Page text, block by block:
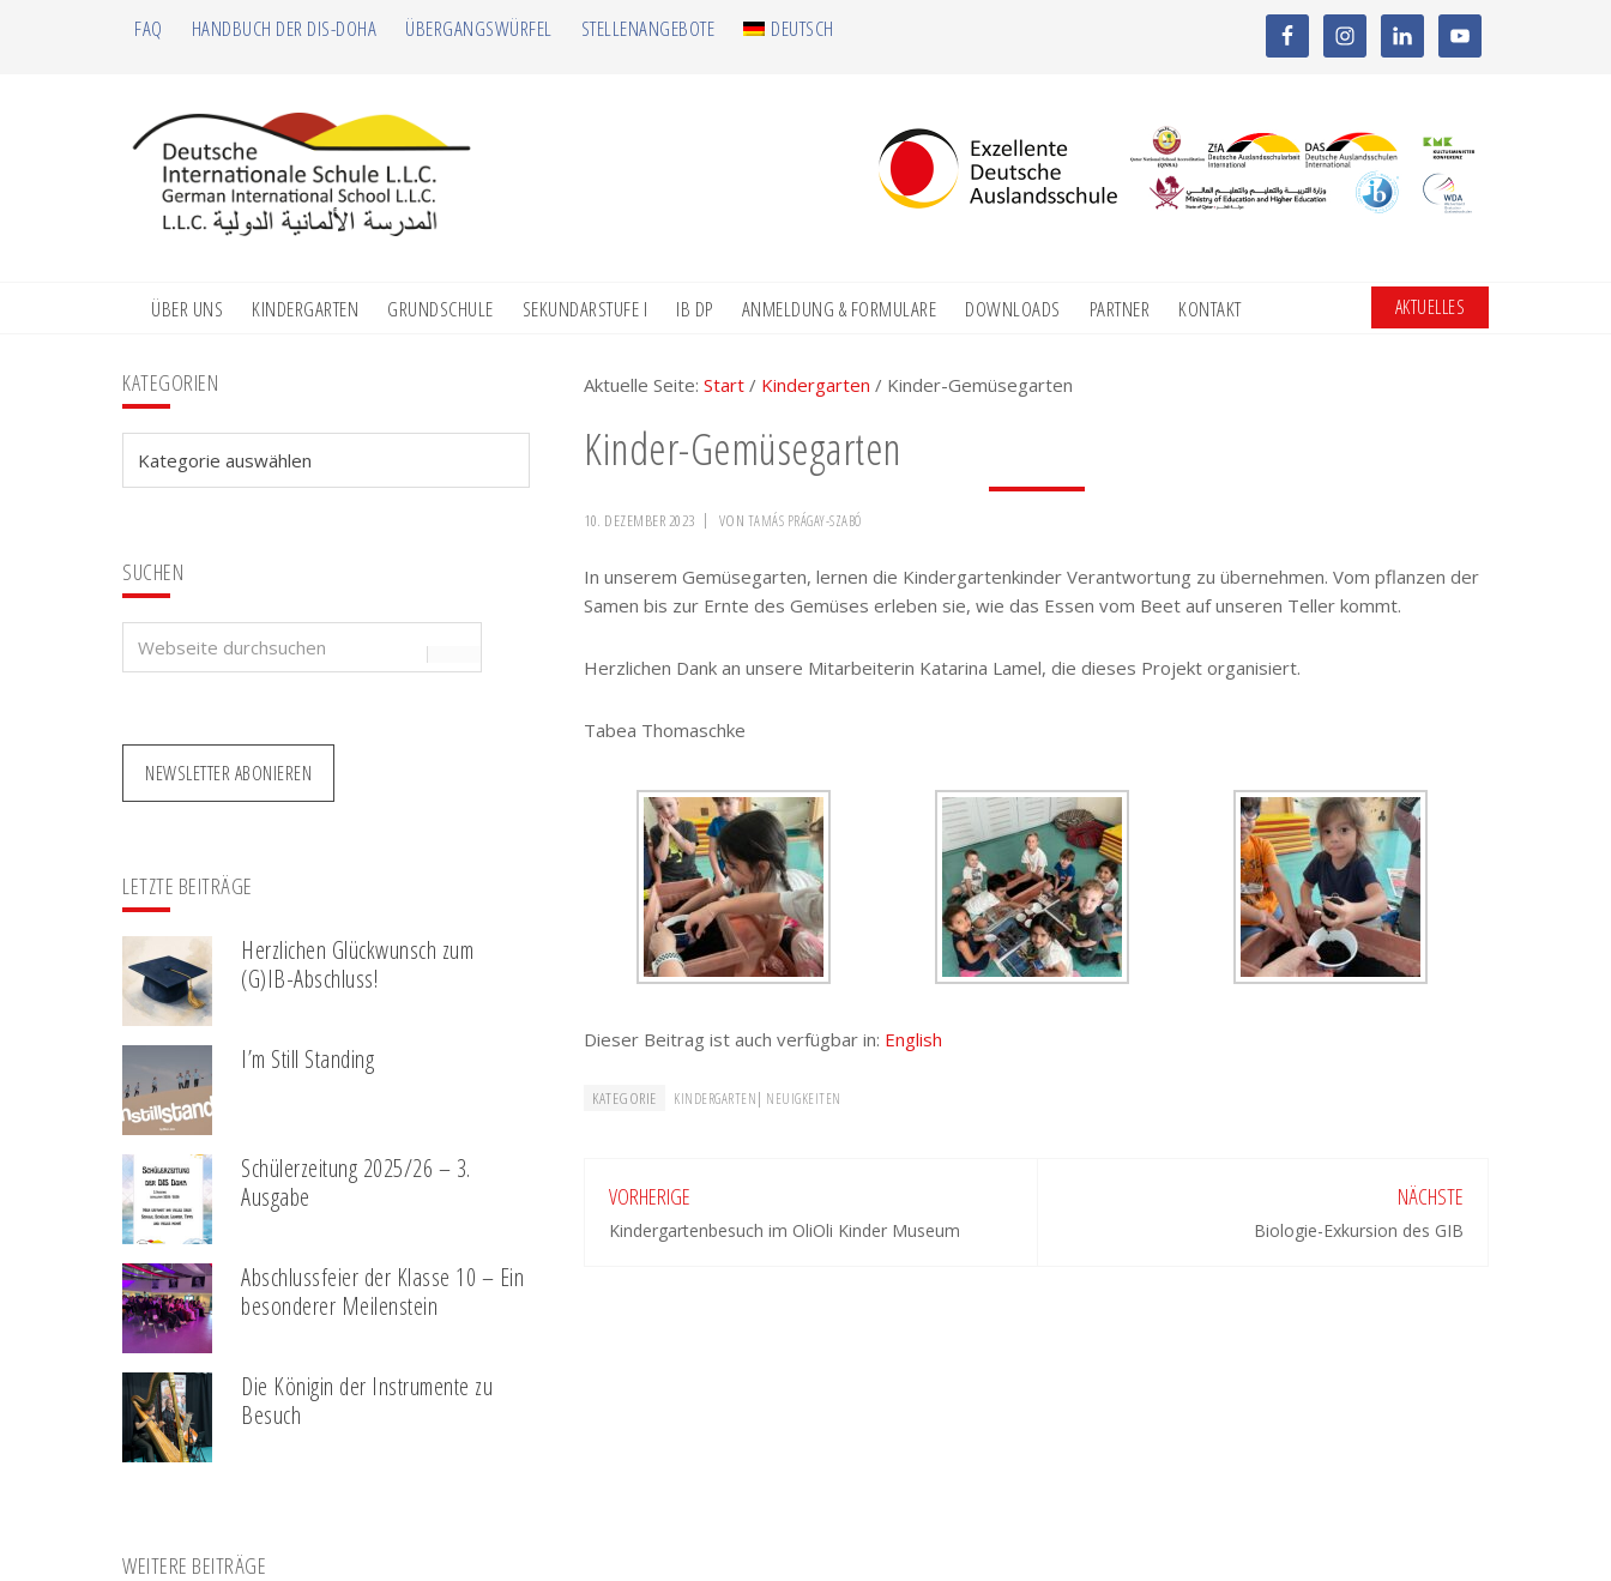
FAQ HANDBUCH DER DIS-DOHA ÜBERGANGSWÜRFEL STELLENANGEBOTE DEUTSCH
ÜBER UNS KINDERGARTEN GRUNDSCHULE SEKUNDARSTUFE I IB DP ANMELDUNG & FORMULARE DOWNLOADS PARTNER KONTAKT AKTUELLES
Aktuelle Seite: Start / Kindergarten / Kinder-Gemüsegarten
Kinder-Gemüsegarten
10. DEZEMBER 2023 VON TAMÁS PRÁGAY-SZABÓ
In unserem Gemüsegarten, lernen die Kindergartenkinder Verantwortung zu übernehmen. Vom pflanzen der
Samen bis zur Ernte des Gemüses erleben sie, wie das Essen vom Beet auf unseren Teller kommt.
Herzlichen Dank an unsere Mitarbeiterin Katarina Lamel, die dieses Projekt organisiert.
Tabea Thomaschke
Dieser Beitrag ist auch verfügbar in: English
KATEGORIE KINDERGARTEN| NEUIGKEITEN
VORHERIGE
Kindergartenbesuch im OliOli Kinder Museum
NÄCHSTE
Biologie-Exkursion des GIB
Seitenspalte
KATEGORIEN
SUCHEN
Webseite
NEWSLETTER ABONIEREN
LETZTE BEITRÄGE
Herzlichen Glückwunsch zum
(G)IB-Abschluss!
I’m Still Standing
Schülerzeitung 2025/26 – 3.
Ausgabe
Abschlussfeier der Klasse 10 – Ein
besonderer Meilenstein
Die Königin der Instrumente zu
Besuch
WEITERE BEITRÄGE